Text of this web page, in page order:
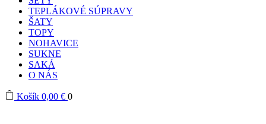
TEPLÁKOVÉ SÚPRAVY
ŠATY
TOPY
NOHAVICE
SUKNE
SAKÁ
O NÁS
Košík 0,00 € 0